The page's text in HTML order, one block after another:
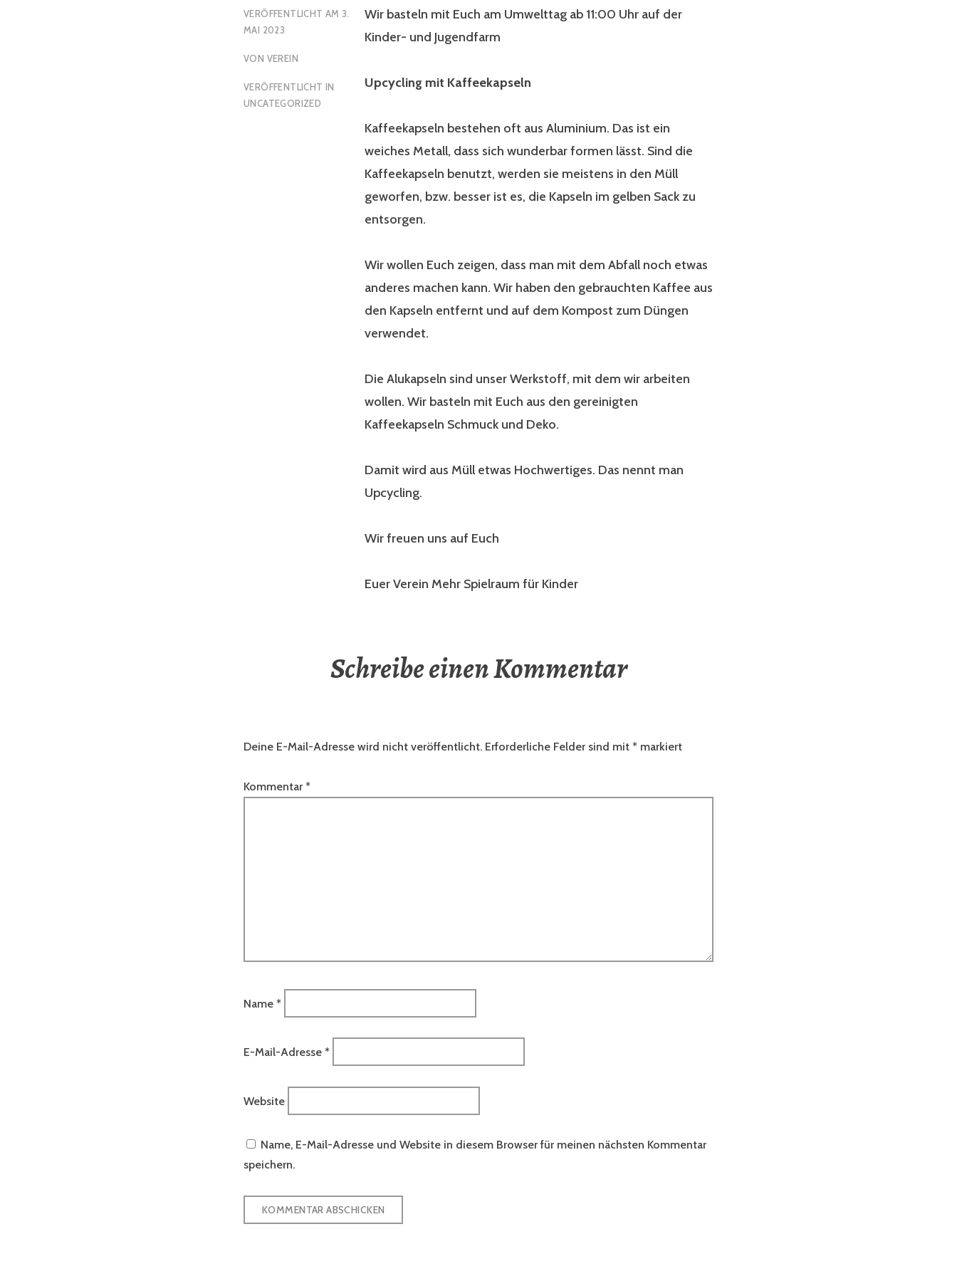
VERÖFFENTLICHT AM 3.
MAI 2023
VON VEREIN
VERÖFFENTLICHT IN
UNCATEGORIZED
Wir basteln mit Euch am Umwelttag ab 11:00 Uhr auf der
Kinder- und Jugendfarm
Upcycling mit Kaffeekapseln
Kaffeekapseln bestehen oft aus Aluminium. Das ist ein
weiches Metall, dass sich wunderbar formen lässt. Sind die
Kaffeekapseln benutzt, werden sie meistens in den Müll
geworfen, bzw. besser ist es, die Kapseln im gelben Sack zu
entsorgen.
Wir wollen Euch zeigen, dass man mit dem Abfall noch etwas
anderes machen kann. Wir haben den gebrauchten Kaffee aus
den Kapseln entfernt und auf dem Kompost zum Düngen
verwendet.
Die Alukapseln sind unser Werkstoff, mit dem wir arbeiten
wollen. Wir basteln mit Euch aus den gereinigten
Kaffeekapseln Schmuck und Deko.
Damit wird aus Müll etwas Hochwertiges. Das nennt man
Upcycling.
Wir freuen uns auf Euch
Euer Verein Mehr Spielraum für Kinder
Schreibe einen Kommentar
Deine E-Mail-Adresse wird nicht veröffentlicht. Erforderliche Felder sind mit * markiert
Kommentar *
Name *
E-Mail-Adresse *
Website
Name, E-Mail-Adresse und Website in diesem Browser für meinen nächsten Kommentar
speichern.